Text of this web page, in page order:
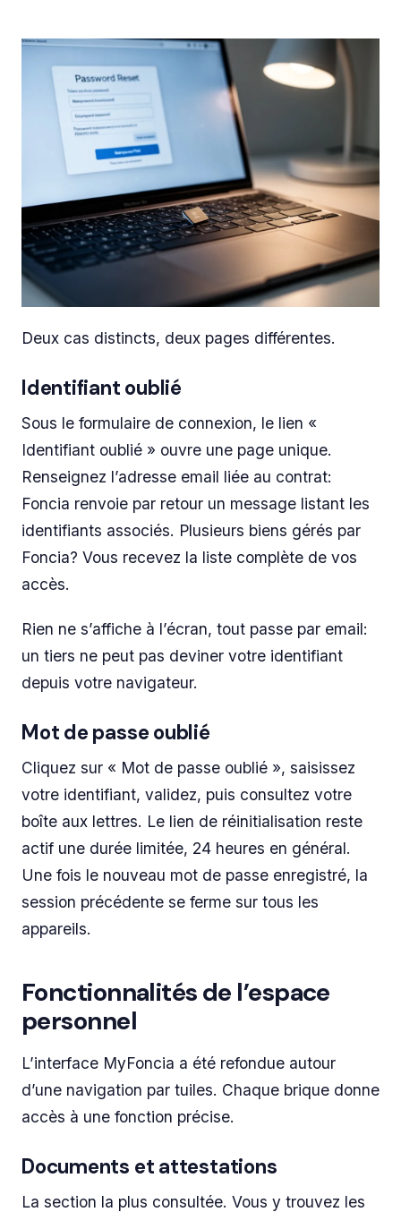
Deux cas distincts, deux pages différentes.
Identifiant oublié
Sous le formulaire de connexion, le lien «
Identifiant oublié » ouvre une page unique.
Renseignez l’adresse email liée au contrat:
Foncia renvoie par retour un message listant les
identifiants associés. Plusieurs biens gérés par
Foncia? Vous recevez la liste complète de vos
accès.
Rien ne s’affiche à l’écran, tout passe par email:
un tiers ne peut pas deviner votre identifiant
depuis votre navigateur.
Mot de passe oublié
Cliquez sur « Mot de passe oublié », saisissez
votre identifiant, validez, puis consultez votre
boîte aux lettres. Le lien de réinitialisation reste
actif une durée limitée, 24 heures en général.
Une fois le nouveau mot de passe enregistré, la
session précédente se ferme sur tous les
appareils.
Fonctionnalités de l’espace
personnel
L’interface MyFoncia a été refondue autour
d’une navigation par tuiles. Chaque brique donne
accès à une fonction précise.
Documents et attestations
La section la plus consultée. Vous y trouvez les